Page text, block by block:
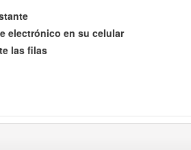
electrónico en su celular
las filas